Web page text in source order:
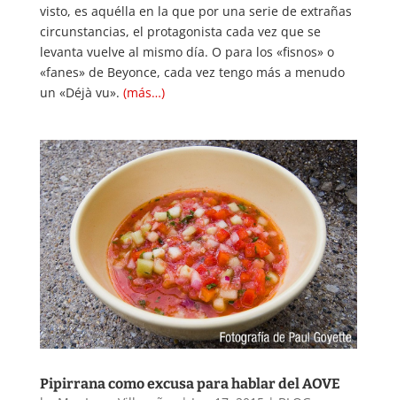
visto, es aquélla en la que por una serie de extrañas
circunstancias, el protagonista cada vez que se
levanta vuelve al mismo día. O para los «fisnos» o
«fanes» de Beyonce, cada vez tengo más a menudo
un «Déjà vu». (más…)
Pipirrana como excusa para hablar del AOVE